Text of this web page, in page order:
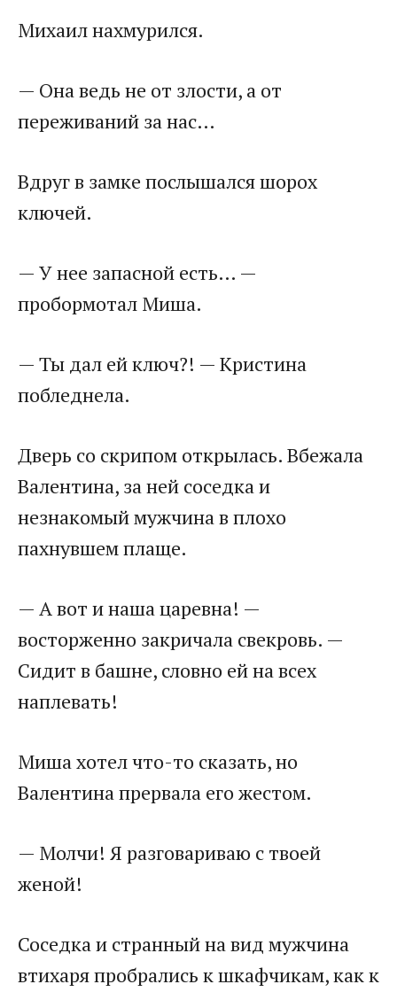
Михаил нахмурился.
— Она ведь не от злости, а от
переживаний за нас…
Вдруг в замке послышался шорох
ключей.
— У нее запасной есть… —
пробормотал Миша.
— Ты дал ей ключ?! — Кристина
побледнела.
Дверь со скрипом открылась. Вбежала
Валентина, за ней соседка и
незнакомый мужчина в плохо
пахнувшем плаще.
— А вот и наша царевна! —
восторженно закричала свекровь. —
Сидит в башне, словно ей на всех
наплевать!
Миша хотел что-то сказать, но
Валентина прервала его жестом.
— Молчи! Я разговариваю с твоей
женой!
Соседка и странный на вид мужчина
втихаря пробрались к шкафчикам, как к